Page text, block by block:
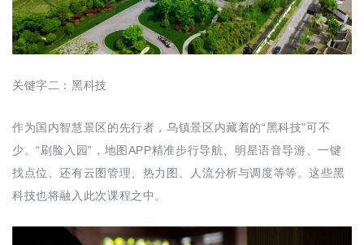
关键字二：黑科技
作为国内智慧景区的先行者，乌镇景区内藏着的“黑科技”可不
少。“刷脸入园”，地图APP精准步行导航、明星语音导游、一键
找点位、还有云图管理、热力图、人流分析与调度等等。这些黑
科技也将融入此次课程之中。